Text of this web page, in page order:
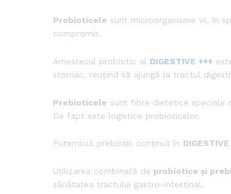
Probioticele sunt microorganisme vii, în
compromis.
Amestecul probiotic al DIGESTIVE +++
stomac, reușind să ajungă la tractul
Prebioticele sunt fibre dietetice speciale
De fapt este logistice probioticelor.
Puternicul prebiotic conținut în DIGESTIVE
Utilizarea combinată de probiotice și
sănătatea tractului gastro-intestinal.